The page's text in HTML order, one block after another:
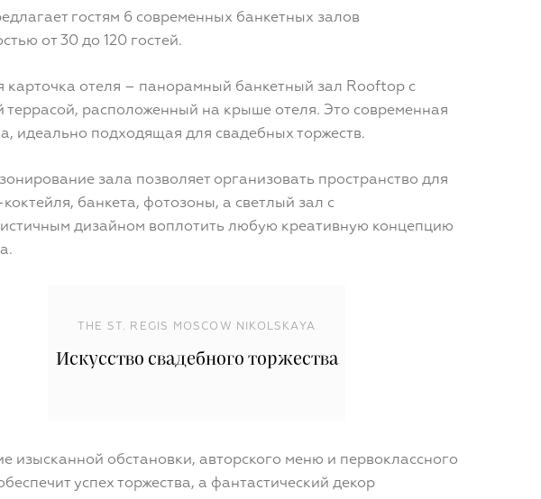
гостям 6 современных банкетных залов
от 30 до 120 гостей.
карточка отеля – панорамный банкетный зал Rooftop с
террасой, расположенный на крыше отеля. Это современная
идеально подходящая для свадебных торжеств.
зала позволяет организовать пространство для
банкета, фотозоны, а светлый зал с
дизайном воплотить любую креативную концепцию
THE ST. REGIS MOSCOW NIKOLSKAYA
Искусство свадебного торжества
изысканной обстановки, авторского меню и первоклассного
успех торжества, а фантастический декор